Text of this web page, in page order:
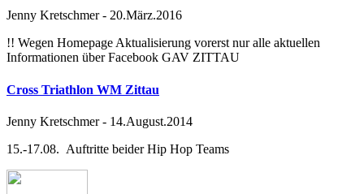
Jenny Kretschmer- 20.März.2016
!! Wegen Homepage Aktualisierung vorerst nur alle aktuellen
Informationen über Facebook GAV ZITTAU
Cross Triathlon WM Zittau
Jenny Kretschmer- 14.August.2014
15.-17.08. Auftritte beider Hip Hop Teams